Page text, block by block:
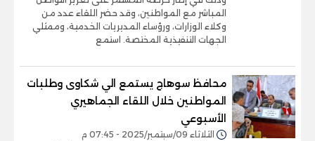
المباشر مع المواطنين، وقد حضر اللقاء عدد من
وكلاء الوزارات، ورؤساء المديريات الخدمية، وممثلي
الجهات التنفيذية المختصة. استمع
محافظ سوهاج يستمع الي شكاوى وطلبات
المواطنين خلال اللقاء الجماهيري
الأسبوعي
الثلاثاء 09/سبتمبر/2025 - 07:45 م